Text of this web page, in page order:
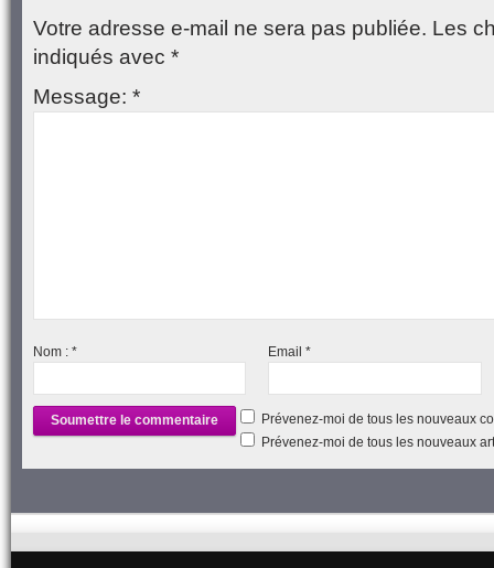
Votre adresse e-mail ne sera pas publiée. Les
indiqués avec *
Message: *
Nom : * Email*
Prévenez-moi de tous les nouveaux
Prévenez-moi de tous les nouveaux